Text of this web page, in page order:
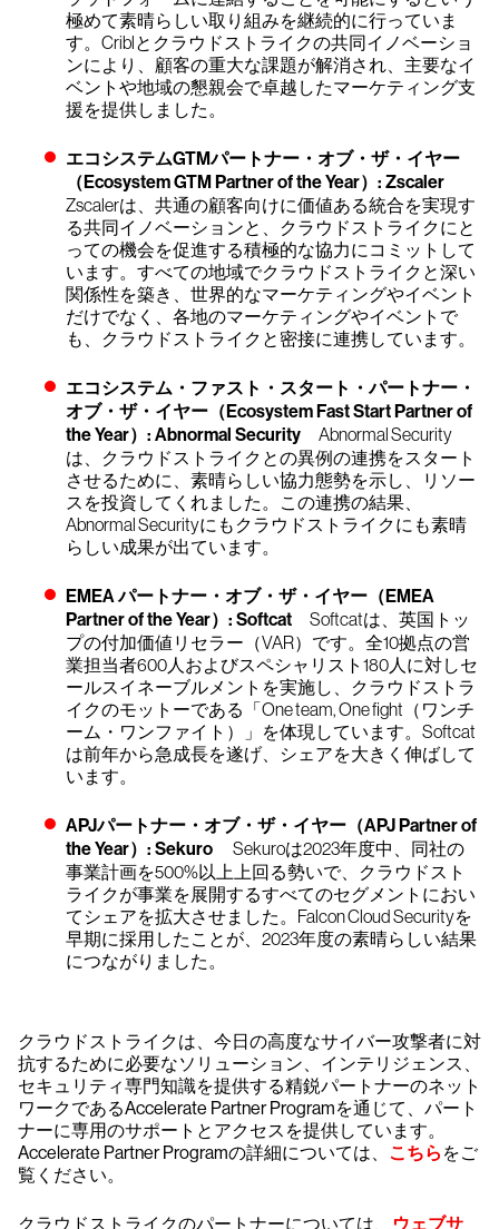
極めて素晴らしい取り組みを継続的に行っていま
す。Criblとクラウドストライクの共同イノベーショ
ンにより、顧客の重大な課題が解消され、主要なイ
ベントや地域の懇親会で卓越したマーケティング支
援を提供しました。
エコシステムGTMパートナー・オブ・ザ・イヤー
（Ecosystem GTM Partner of the Year）: Zscaler
Zscalerは、共通の顧客向けに価値ある統合を実現す
る共同イノベーションと、クラウドストライクにと
っての機会を促進する積極的な協力にコミットして
います。すべての地域でクラウドストライクと深い
関係性を築き、世界的なマーケティングやイベント
だけでなく、各地のマーケティングやイベントで
も、クラウドストライクと密接に連携しています。
エコシステム・ファスト・スタート・パートナー・
オブ・ザ・イヤー（Ecosystem Fast Start Partner of
the Year）: Abnormal Security Abnormal Security
は、クラウドストライクとの異例の連携をスタート
させるために、素晴らしい協力態勢を示し、リソー
スを投資してくれました。この連携の結果、
Abnormal Securityにもクラウドストライクにも素晴
らしい成果が出ています。
EMEA パートナー・オブ・ザ・イヤー（EMEA
Partner of the Year）: Softcat Softcatは、英国トッ
プの付加価値リセラー（VAR）です。全10拠点の営
業担当者600人およびスペシャリスト180人に対しセ
ールスイネーブルメントを実施し、クラウドストラ
イクのモットーである「One team, One fight（ワンチ
ーム・ワンファイト）」を体現しています。Softcat
は前年から急成長を遂げ、シェアを大きく伸ばして
います。
APJパートナー・オブ・ザ・イヤー（APJ Partner of
the Year）: Sekuro
Sekuroは2023年度中、同社の
事業計画を500%以上上回る勢いで、クラウドスト
ライクが事業を展開するすべてのセグメントにおい
てシェアを拡大させました。Falcon Cloud Securityを
早期に採用したことが、2023年度の素晴らしい結果
につながりました。
クラウドストライクは、今日の高度なサイバー攻撃者に対
抗するために必要なソリューション、インテリジェンス、
セキュリティ専門知識を提供する精鋭パートナーのネット
ワークであるAccelerate Partner Programを通じて、パート
ナーに専用のサポートとアクセスを提供しています。
Accelerate Partner Programの詳細については、 こちら をご
覧ください。
クラウドストライクのパートナーについては、
ウェブサ